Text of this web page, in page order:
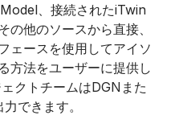
、接続されたiTwin
の他のソースから直接、
ェースを使用してアイソ
方法をユーザーに提供し
クトチームはDGNまた
できます。